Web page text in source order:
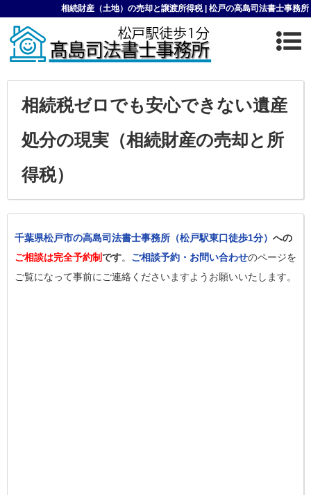
相続財産（土地）の売却と譲渡所得税 | 松戸の高島司法書士事務所
相続税ゼロでも安心できない遺産
処分の現実（相続財産の売却と所
得税）
千葉県松戸市の高島司法書士事務所（松戸駅東口徒歩1分） への
ご相談は完全予約制です。 ご相談予約・お問い合わせのページを
ご覧になって事前にご連絡くださいますようお願いいたします。